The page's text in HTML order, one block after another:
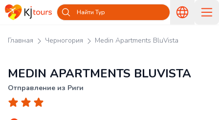
Найти Тур
Главная Черногория Medin Apartments BluVista
MEDIN APARTMENTS BLUVISTA
Отправление из Риги